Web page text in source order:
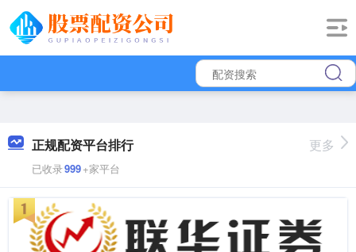
正规配资平台排行
已收录999+家平台
更多